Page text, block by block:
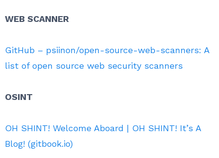
WEB SCANNER
GitHub – psiinon/open-source-web-scanners: A
list of open source web security scanners
OSINT
OH SHINT! Welcome Aboard | OH SHINT! It’s A
Blog! (gitbook.io)